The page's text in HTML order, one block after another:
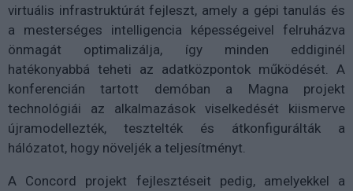
virtuális infrastruktúrát fejleszt, amely a gépi tanulás és
a mesterséges intelligencia képességeivel felruházva
önmagát optimalizálja, így minden eddiginél
hatékonyabbá teheti az adatközpontok működését. A
konferencián tartott demóban a Magna projekt
technológiái az alkalmazások viselkedését kiismerve
újramodellezték, tesztelték és átkonfigurálták a
hálózatot, hogy növeljék a teljesítményt.
A Concord projekt fejlesztéseit pedig, amelyekkel a